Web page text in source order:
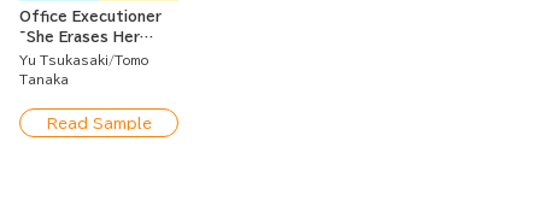
Office Executioner
~She Erases Her
Enemies~
Yu Tsukasaki Tomo
Tanaka
Read Sample